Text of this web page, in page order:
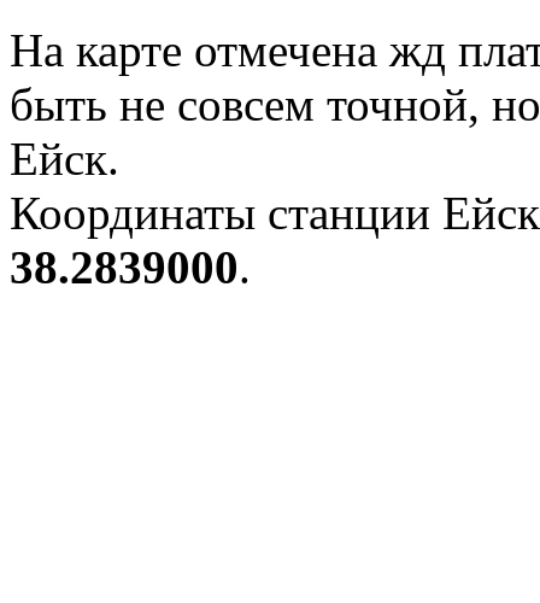
На карте отмечена жд
быть не совсем точной,
Ейск.
Координаты станции
38.2839000.